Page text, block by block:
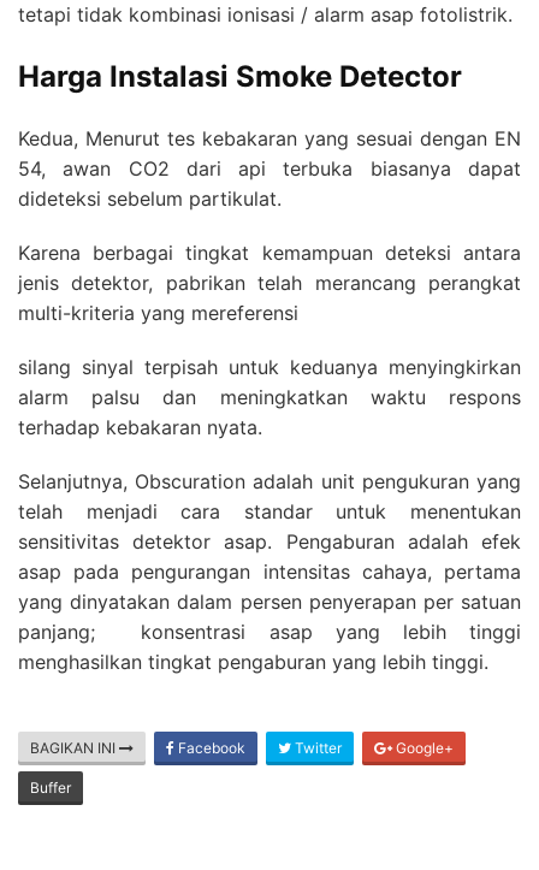
tetapi tidak kombinasi ionisasi / alarm asap fotolistrik.
Harga Instalasi Smoke Detector
Kedua, Menurut tes kebakaran yang sesuai dengan EN
54, awan CO2 dari api terbuka biasanya dapat
dideteksi sebelum partikulat.
Karena berbagai tingkat kemampuan deteksi antara
jenis detektor, pabrikan telah merancang perangkat
multi-kriteria yang mereferensi
silang sinyal terpisah untuk keduanya menyingkirkan
alarm palsu dan meningkatkan waktu respons
terhadap kebakaran nyata.
Selanjutnya, Obscuration adalah unit pengukuran yang
telah menjadi cara standar untuk menentukan
sensitivitas detektor asap. Pengaburan adalah efek
asap pada pengurangan intensitas cahaya, pertama
yang dinyatakan dalam persen penyerapan per satuan
panjang; konsentrasi asap yang lebih tinggi
menghasilkan tingkat pengaburan yang lebih tinggi.
BAGIKAN INI Facebook Twitter Google+
Buffer